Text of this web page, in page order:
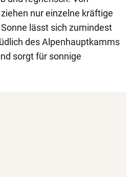
nur einzelne kräftige
lässt sich zumindest
des Alpenhauptkamms
sorgt für sonnige